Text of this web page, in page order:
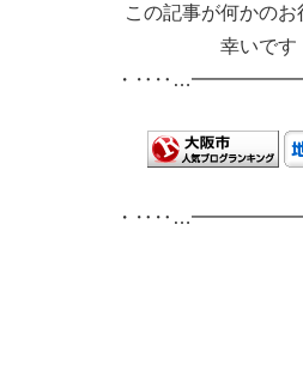
この記事が何かのお
幸いです
・
・